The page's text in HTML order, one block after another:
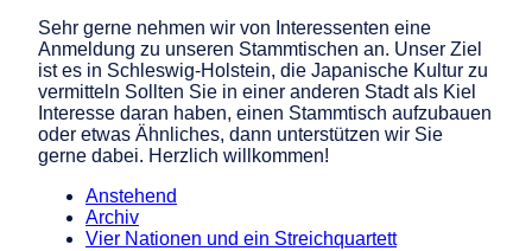
Sehr gerne nehmen wir von Interessenten eine
Anmeldung zu unseren Stammtischen an. Unser Ziel
ist es in Schleswig-Holstein, die Japanische Kultur zu
vermitteln Sollten Sie in einer anderen Stadt als Kiel
Interesse daran haben, einen Stammtisch aufzubauen
oder etwas Ähnliches, dann unterstützen wir Sie
gerne dabei. Herzlich willkommen!
Anstehend
Archiv
Vier Nationen und ein Streichquartett